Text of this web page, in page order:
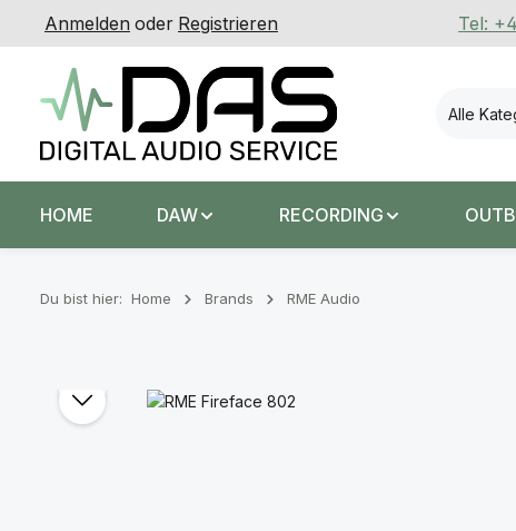
Hauptinhalt springen
Zur Suche springen
Zur Hauptnavigation springen
Anmelden oder Registrieren Tel:
Alle
HOME DAW RECORDING
Du bist hier: Home Brands RME Audio
Bildergalerie überspringen